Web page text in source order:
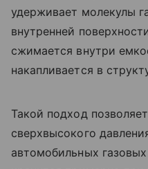
удерживает молекулы
внутренней
сжимается внутри
накапливается в
Такой подход
сверхвысокого
автомобильных